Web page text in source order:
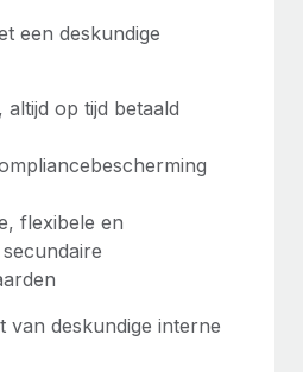
een deskundige
op tijd betaald
flexibele en
van deskundige interne